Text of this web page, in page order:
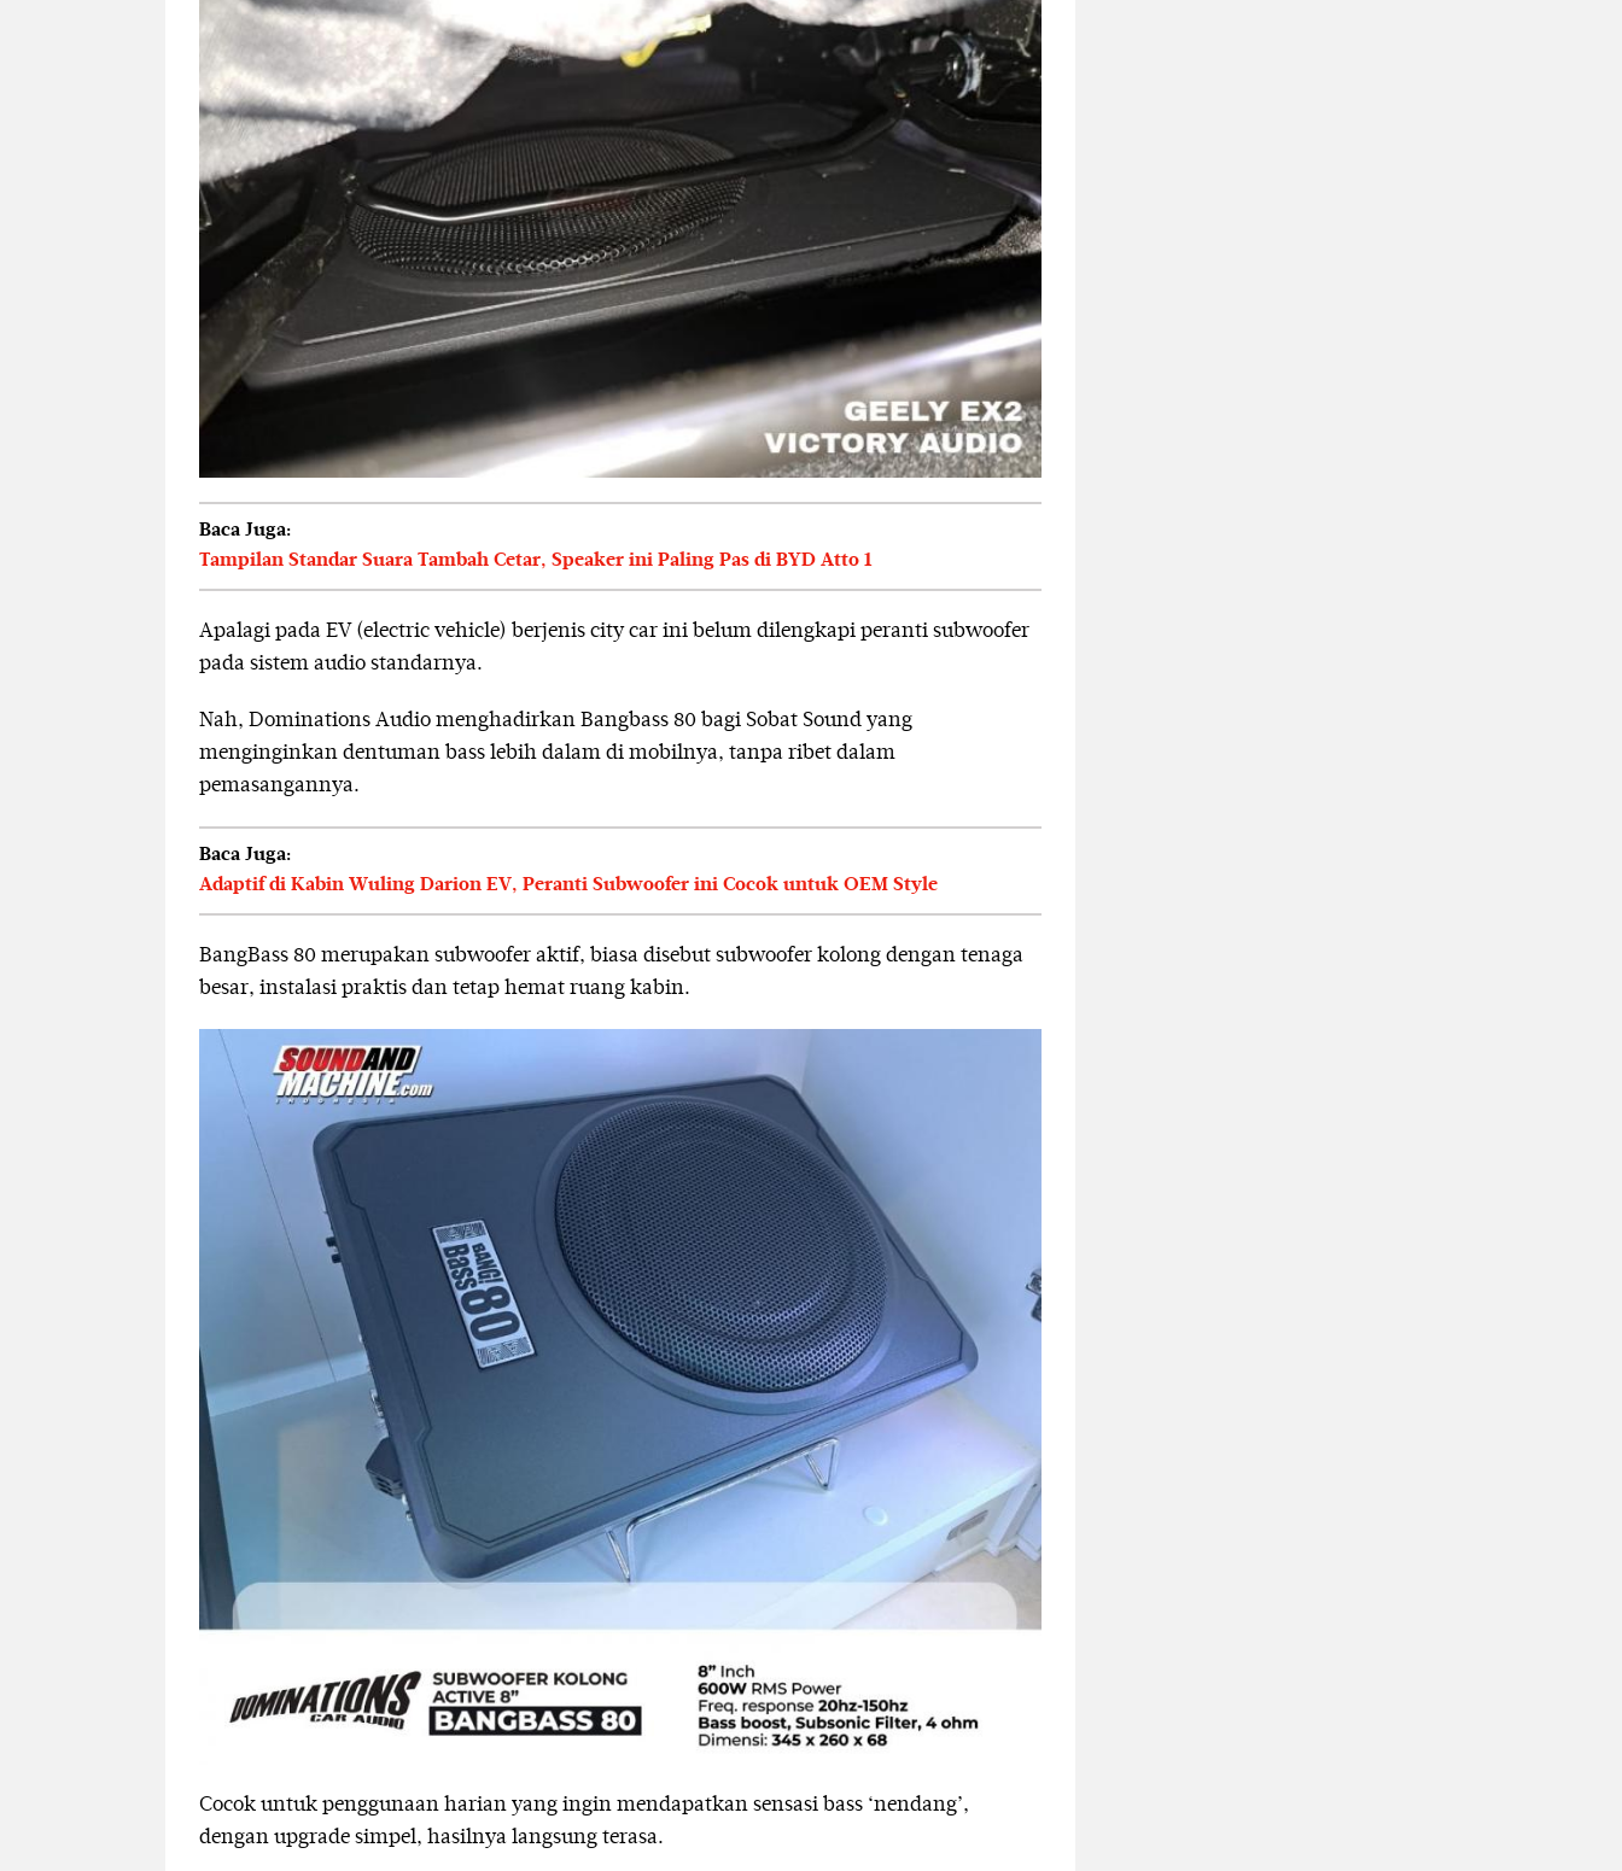
Baca Juga:
Tampilan Standar Suara Tambah Cetar, Speaker ini Paling Pas di BYD Atto 1
Apalagi pada EV (electric vehicle) berjenis city car ini belum dilengkapi peranti subwoofer
pada sistem audio standarnya.
Nah, Dominations Audio menghadirkan Bangbass 80 bagi Sobat Sound yang
menginginkan dentuman bass lebih dalam di mobilnya, tanpa ribet dalam
pemasangannya.
Baca Juga:
Adaptif di Kabin Wuling Darion EV, Peranti Subwoofer ini Cocok untuk OEM Style
BangBass 80 merupakan subwoofer aktif, biasa disebut subwoofer kolong dengan tenaga
besar, instalasi praktis dan tetap hemat ruang kabin.
Cocok untuk penggunaan harian yang ingin mendapatkan sensasi bass ‘nendang’,
dengan upgrade simpel, hasilnya langsung terasa.